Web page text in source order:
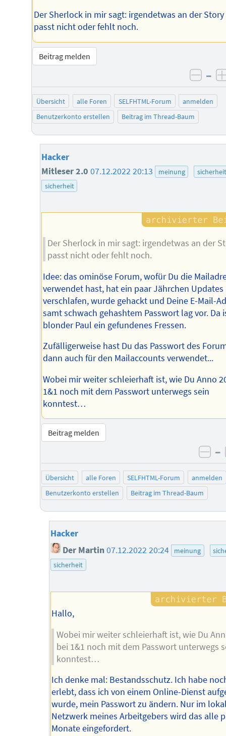
Der Sherlock in mir sagt: irgendetwas an der Story
passt nicht oder fehlt noch.
Beitrag melden
–
Übersicht alle Foren SELFHTML-Forum
anmelden
Benutzerkonto erstellen
Beitrag im Thread-Baum
Hacker
Mitleser 2.0 07.12.2022 20:13 meinung
sicherheit
sicherheit
Der Sherlock in mir sagt: irgendetwas an der
passt nicht oder fehlt noch.
Idee: das ominöse Forum, wofür Du die
verwendet hast, hat ein paar Jährchen Updates
verschlafen, wurde gehackt und Deine E-Mail-
samt schwach gehashtem Passwort lag vor. Da
blonder Paul ein gefundenes Fressen.
Zufälligerweise hast Du das Passwort des
dann auch für den Mailaccounts verwendet...
Wobei mir weiter schleierhaft ist, wie Du Anno
1&1 noch mit dem Passwort unterwegs sein
konntest…
Beitrag melden
–
Übersicht alle Foren SELFHTML-Forum
anmelden
Benutzerkonto erstellen
Beitrag im Thread-Baum
Hacker
Der Martin 07.12.2022 20:24 meinung
sicherheit
Hallo,
Wobei mir weiter schleierhaft ist, wie Du
bei 1&1 noch mit dem Passwort unterwegs
konntest…
Ich denke mal: Bestandsschutz. Ich habe
erlebt, dass ich von einem Online-Dienst
wurde, mein Passwort zu ändern. Nur im
Netzwerk meines Arbeitgebers wird das alle
Monate eingefordert.